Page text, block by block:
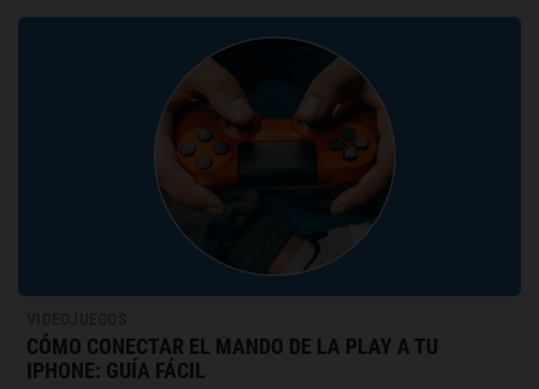
CÓMO CONECTAR EL MANDO DE LA PLAY A TU
IPHONE: GUÍA FÁCIL